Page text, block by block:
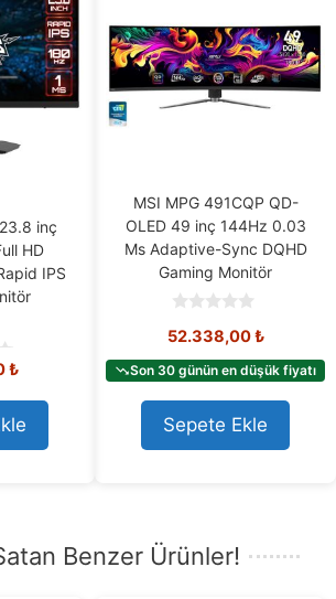
inç
HD
IPS
₺
MSI MPG 491CQP QD-
OLED 49 inç 144Hz 0.03
Ms Adaptive-Sync DQHD
Gaming Monitör
o
t
o
f
5
52.338,00₺
Son 30 günün en düşük fiyatı
Sepete Ekle
Benzer Ürünler!